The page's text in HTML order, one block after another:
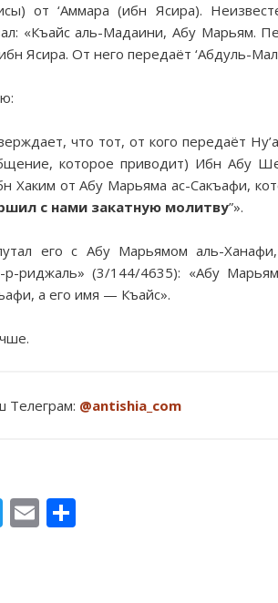
от ‘Аммара (ибн Ясира).
«Къайс аль-Мадаини, Абу Марьям.
Ясира. От него передаёт ‘Абдуль-
что тот, от кого передаёт
которое приводит) Ибн Абу
Хаким от Абу Марьяма ас-Сакъафи,
с нами закатную молитву”».
его с Абу Марьямом аль-
р-риджаль» (3/144/4635): «Абу
а его имя — Къайс».
Телеграм: @antishia_com
Twitter
Email